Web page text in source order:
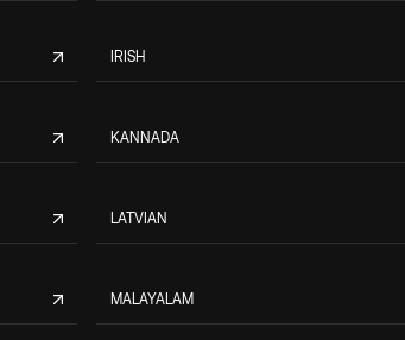
IRISH
KANNADA
LATVIAN
MALAYALAM